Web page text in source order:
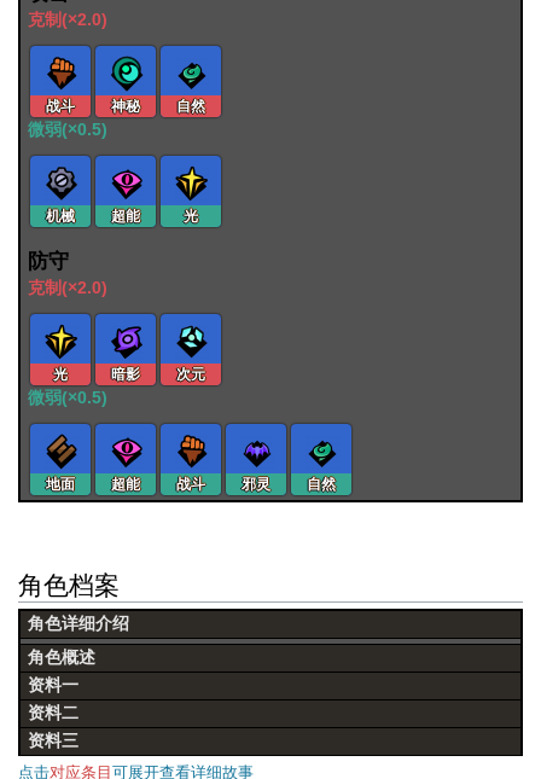
克制(×2.0)
战斗 神秘 自然
微弱(×0.5)
机械 超能 光
防守
克制(×2.0)
光 暗影 次元
微弱(×0.5)
地面 超能 战斗 邪灵 自然
角色档案
角色详细介绍
角色概述
资料一
资料二
资料三
点击对应条目 可展开查看详细故事